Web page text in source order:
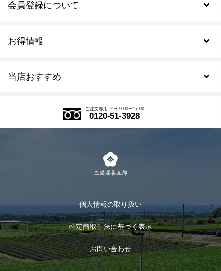
当店おすすめ
式部の香りシリーズ
お茶のギフト
おすすめのお茶
お茶に合うスイーツ
お得情報
会員登録について
会員規約について
ログイン
ログアウト
ご注文専用 平日 9:00〜17:00
0120-51-3928
個人情報の取り扱い
特定商取引法に基づく表示
お問い合わせ